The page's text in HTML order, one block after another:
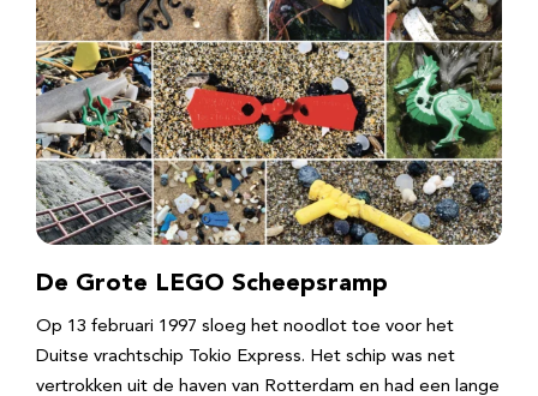
De Grote LEGO Scheepsramp
Op 13 februari 1997 sloeg het noodlot toe voor het
Duitse vrachtschip Tokio Express. Het schip was net
vertrokken uit de haven van Rotterdam en had een lange